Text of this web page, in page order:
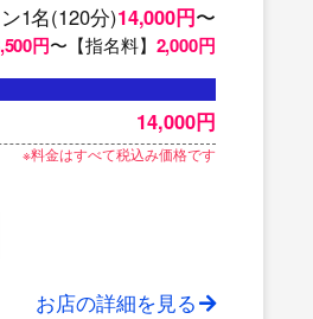
1名(120分)14,000円〜
円〜【指名料】 2,000円
14,000円
※料金はすべて税込み価格です
お店の詳細を見る